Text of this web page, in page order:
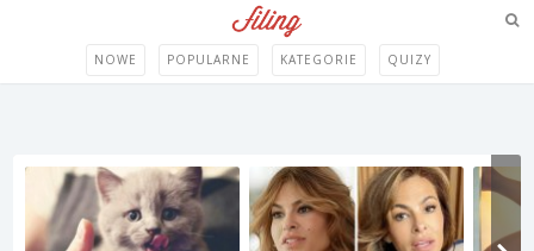
NOWE POPULARNE KATEGORIE QUIZY